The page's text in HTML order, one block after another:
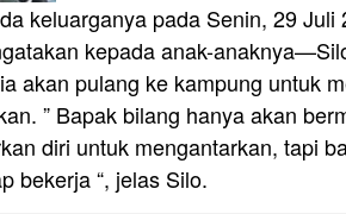
keluarganya pada Senin, 29 Juli
kepada anak-
akan pulang ke kampung untuk
” Bapak bilang hanya akan
diri untuk mengantarkan, tapi
bekerja “, jelas Silo.